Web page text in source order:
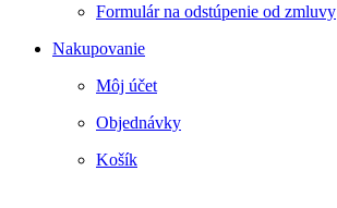
Formulár na odstúpenie od zmluvy
Nakupovanie
Môj účet
Objednávky
Košík